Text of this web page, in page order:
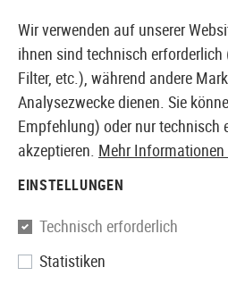
EUROPÄISCHER AIRSOFT
Action Army
Wir verwenden auf unserer
ihnen sind technisch
Filter, etc.), während andere
Analysezwecke dienen. Sie
Empfehlung) oder nur technisch
akzeptieren. Mehr
EINSTELLUNGEN
Technisch erforderlich
Statistiken